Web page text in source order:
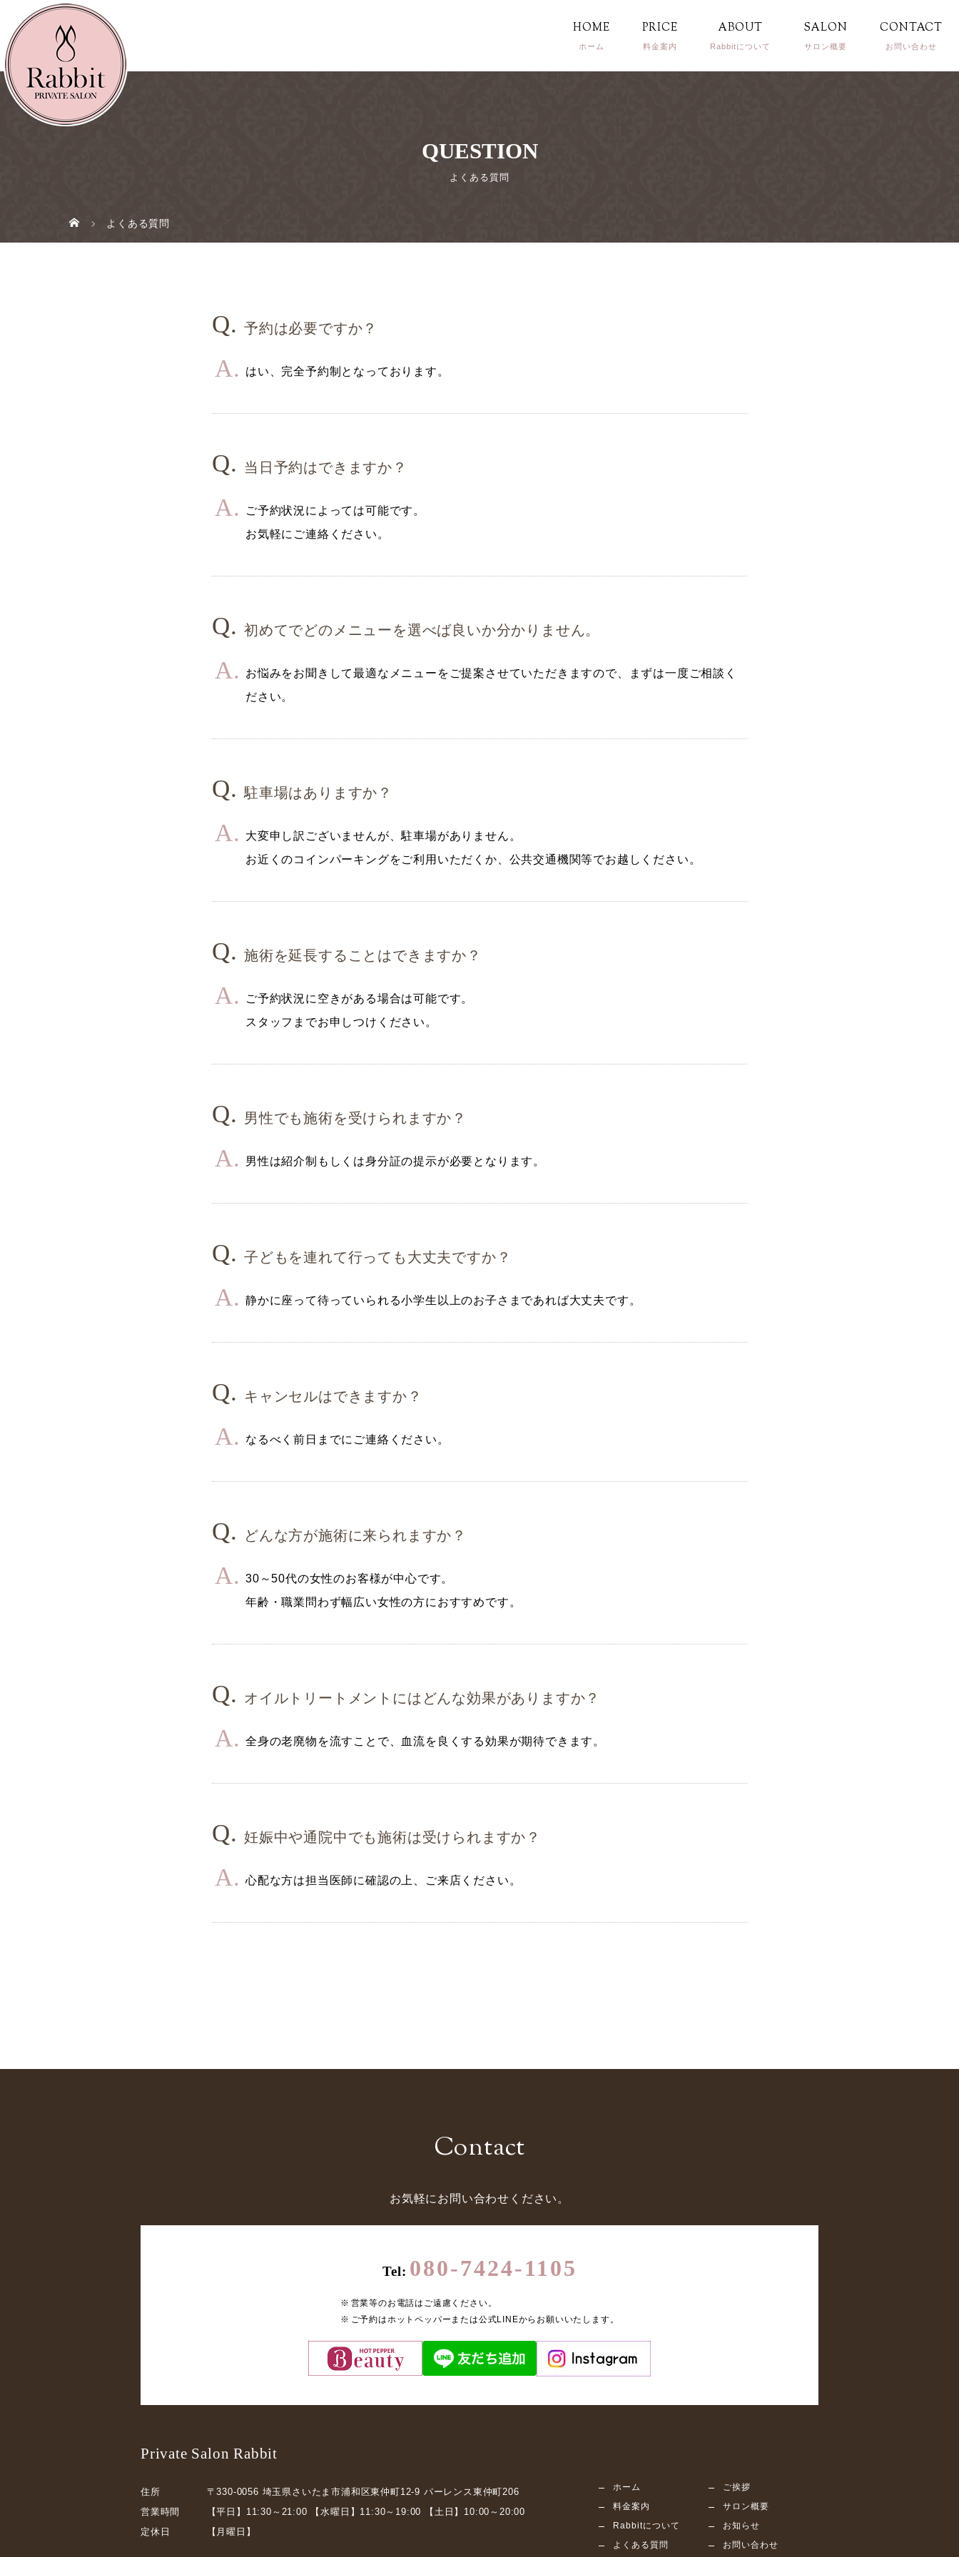
HOME PRICE ABOUT SALON CONTACT
QUESTION
よくある質問
よくある質問
予約は必要ですか？
はい、完全予約制となっております。
当日予約はできますか？
ご予約状況によっては可能です。
お気軽にご連絡ください。
初めてでどのメニューを選べば良いか分かりません。
お悩みをお聞きして最適なメニューをご提案させていただきますので、まずは一度ご相談く
ださい。
駐車場はありますか？
大変申し訳ございませんが、駐車場がありません。
お近くのコインパーキングをご利用いただくか、公共交通機関等でお越しください。
施術を延長することはできますか？
ご予約状況に空きがある場合は可能です。
スタッフまでお申しつけください。
男性でも施術を受けられますか？
男性は紹介制もしくは身分証の提示が必要となります。
子どもを連れて行っても大丈夫ですか？
静かに座って待っていられる小学生以上のお子さまであれば大丈夫です。
キャンセルはできますか？
なるべく前日までにご連絡ください。
どんな方が施術に来られますか？
30～50代の女性のお客様が中心です。
年齢・職業問わず幅広い女性の方におすすめです。
オイルトリートメントにはどんな効果がありますか？
全身の老廃物を流すことで、血流を良くする効果が期待できます。
妊娠中や通院中でも施術は受けられますか？
心配な方は担当医師に確認の上、ご来店ください。
Contact
お気軽にお問い合わせください。
Tel: 080-7424-1105
営業等のお電話はご遠慮ください。
ご予約はホットペッパーまたは公式LINEからお願いいたします。
Private Salon Rabbit
住所 〒330-0056 埼玉県さいたま市浦和区東仲町12-9 パーレンス東仲町206
営業時間
【平日】11:30～21:00 【水曜日】11:30～19:00
【土日】10:00～20:00
定休日
【月曜日】
ホーム
料金案内
Rabbitについて
よくある質問
ご挨拶
サロン概要
お知らせ
お問い合わせ